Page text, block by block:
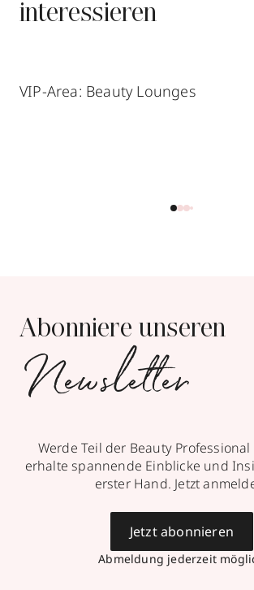
interessieren
VIP-Area: Beauty Lounges
Abonniere unseren
Newsletter
Werde Teil der Beauty
erhalte spannende Einblicke und
erster Hand. Jetzt
Abmeldung jederzeit
Jetzt abonnieren